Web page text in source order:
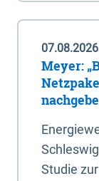
07.08.2026
Meyer:
Studie